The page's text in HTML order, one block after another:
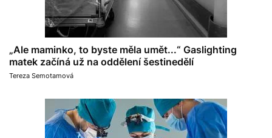
„Ale maminko, to byste měla umět...“ Gaslighting
matek začíná už na oddělení šestinedělí
Tereza Semotamová